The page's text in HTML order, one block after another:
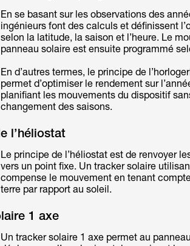
En se basant sur les observations des
ingénieurs font des calculs et définissent
selon la latitude, la saison et l’heure. Le
panneau solaire est ensuite programmé
En d’autres termes, le principe de
permet d’optimiser le rendement sur
planifiant les mouvements du dispositif
changement des saisons.
l’héliostat
Le principe de l’héliostat est de renvoyer
vers un point fixe. Un tracker solaire
compense le mouvement en tenant
terre par rapport au soleil.
1 axe
Un tracker solaire 1 axe permet au